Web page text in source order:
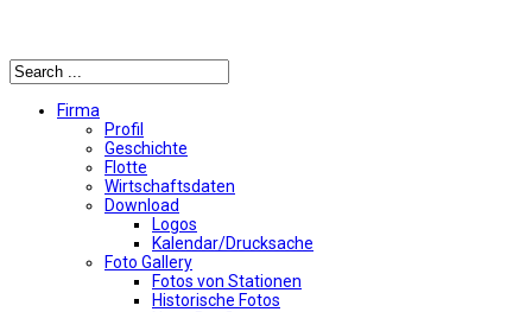
Firma
Profil
Geschichte
Flotte
Wirtschaftsdaten
Download
Logos
Kalendar/Drucksache
Foto Gallery
Fotos von Stationen
Historische Fotos